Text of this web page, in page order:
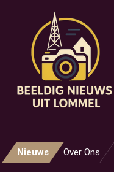
Nieuws Over Ons